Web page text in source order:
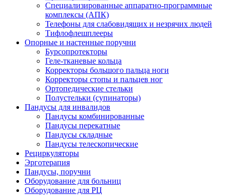
Специализированные аппаратно-программные
комплексы (АПК)
Телефоны для слабовидящих и незрячих людей
Тифлофлешплееры
Опорные и настенные поручни
Бурсопротекторы
Геле-тканевые кольца
Корректоры большого пальца ноги
Корректоры стопы и пальцев ног
Ортопедические стельки
Полустельки (супинаторы)
Пандусы для инвалидов
Пандусы комбинированные
Пандусы перекатные
Пандусы складные
Пандусы телескопические
Рециркуляторы
Эрготерапия
Пандусы, поручни
Оборудование для больниц
Оборудование для РЦ